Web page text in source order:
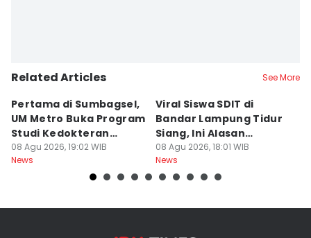
Related Articles See More
Pertama di Sumbagsel,
UM Metro Buka Program
Studi Kedokteran
Hewan
08 Agu 2026, 19:02 WIB
News
Viral Siswa SDIT di
Bandar Lampung Tidur
Siang, Ini Alasan
Sekolah
08 Agu 2026, 18:01 WIB
News